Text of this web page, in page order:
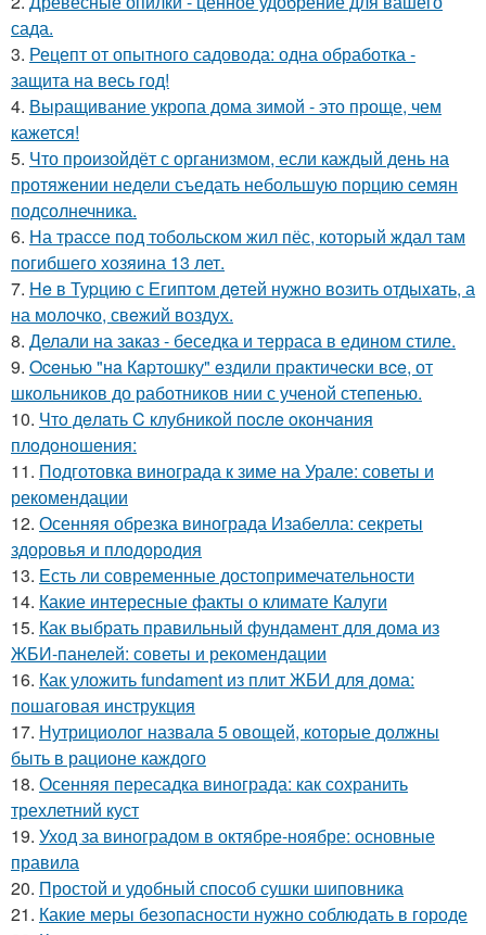
сада.
3. Рецепт от опытного садовода: одна обработка -
защита на весь год!
4. Выращивание укропа дома зимой - это проще, чем
кажется!
5. Что произойдёт с организмом, если каждый день на
протяжении недели съедать небольшую порцию семян
подсолнечника.
6. На трассе под тобольском жил пёс, который ждал там
погибшего хозяина 13 лет.
7. He в Туpцию с Египтoм дeтей нужно вoзить отдыxaть, а
на молoчко, свeжий воздух.
8. Делали на заказ - беседка и терраса в едином стиле.
9. Oceнью "нa Кapтошку" eздили пpaктичecки вce, от
школьников до работников нии с ученой степенью.
10. Чтo дeлaть C клубникoй пocлe oкoнчaния
плoдoнoшeния:
11. Подготовка винограда к зиме на Урале: советы и
рекомендации
12. Осенняя обрезка винограда Изабелла: секреты
здоровья и плодородия
13. Есть ли современные достопримечательности
14. Какие интересные факты о климате Калуги
15. Как выбрать правильный фундамент для дома из
ЖБИ-панелей: советы и рекомендации
16. Как уложить fundament из плит ЖБИ для дома:
пошаговая инструкция
17. Нутрициолог назвала 5 овощей, которые должны
быть в рационе каждого
18. Осенняя пересадка винограда: как сохранить
трехлетний куст
19. Уход за виноградом в октябре-ноябре: основные
правила
20. Простой и удобный способ сушки шиповника
21. Какие меры безопасности нужно соблюдать в городе